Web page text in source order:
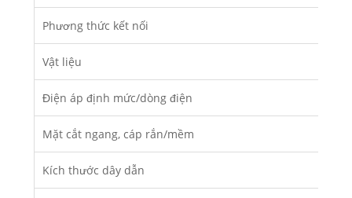
Phương thức kết nối
Vật liệu
Điện áp định mức/dòng điện
Mặt cắt ngang, cáp rắn/mềm
Kích thước dây dẫn